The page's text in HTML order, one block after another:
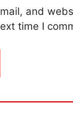
and
time I